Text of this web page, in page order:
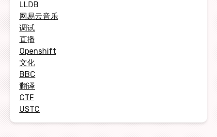
LLDB
网易云音乐
调试
直播
Openshift
文化
BBC
翻译
CTF
USTC